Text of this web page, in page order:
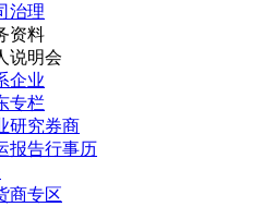
治理
资料
说明会
企业
专栏
研究券商
报告行事历
商专区